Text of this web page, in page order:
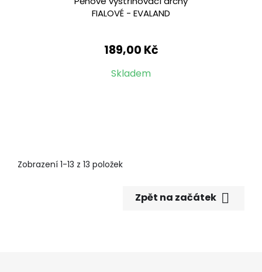
FIALOVÉ - EVALAND
189,00 Kč
Skladem
Zobrazení 1-13 z 13 položek
Zpět na začátek 